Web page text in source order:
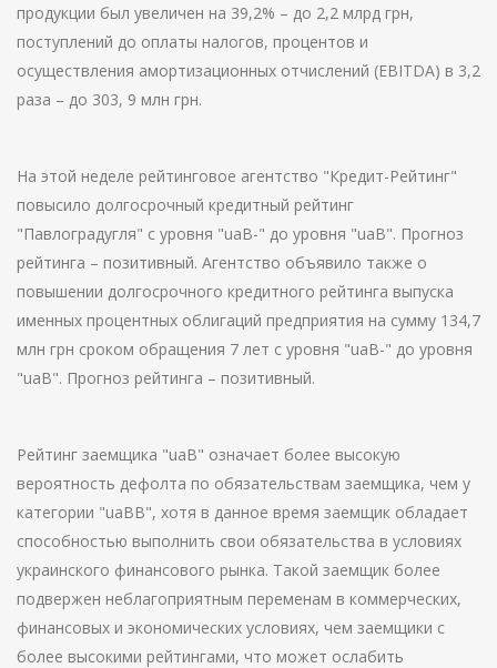
продукции был увеличен на 39,2% – до 2,2 млрд грн,
поступлений до оплаты налогов, процентов и
осуществления амортизационных отчислений (EBITDA) в 3,2
раза – до 303, 9 млн грн.
На этой неделе рейтинговое агентство "Кредит-Рейтинг"
повысило долгосрочный кредитный рейтинг
"Павлоградугля" с уровня "uaB-" до уровня "uaB". Прогноз
рейтинга – позитивный. Агентство объявило также о
повышении долгосрочного кредитного рейтинга выпуска
именных процентных облигаций предприятия на сумму 134,7
млн грн сроком обращения 7 лет с уровня "uaB-" до уровня
"uaB". Прогноз рейтинга – позитивный.
Рейтинг заемщика "uaB" означает более высокую
вероятность дефолта по обязательствам заемщика, чем у
категории "uaBB", хотя в данное время заемщик обладает
способностью выполнить свои обязательства в условиях
украинского финансового рынка. Такой заемщик более
подвержен неблагоприятным переменам в коммерческих,
финансовых и экономических условиях, чем заемщики с
более высокими рейтингами, что может ослабить